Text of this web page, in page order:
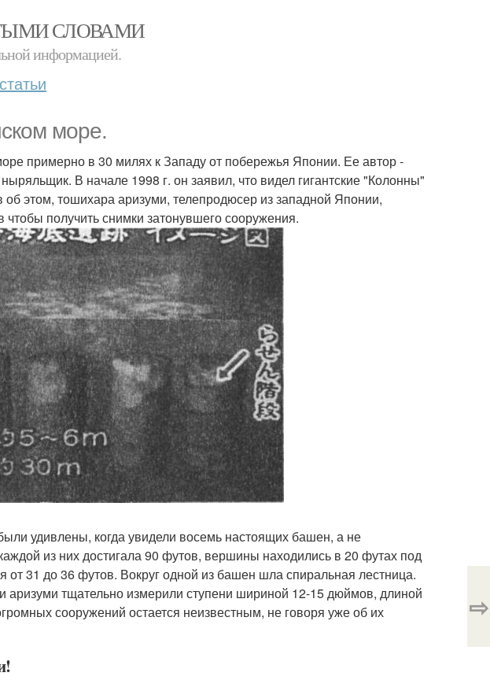
СЛОВАМИ
информацией.
статьи
море.
примерно в 30 милях к Западу от побережья Японии. Ее автор -
В начале 1998 г. он заявил, что видел гигантские "Колонны"
об этом, тошихара аризуми, телепродюсер из западной Японии,
получить снимки затонувшего сооружения.
удивлены, когда увидели восемь настоящих башен, а не
из них достигала 90 футов, вершины находились в 20 футах под
от 31 до 36 футов. Вокруг одной из башен шла спиральная лестница.
аризуми тщательно измерили ступени шириной 12-15 дюймов, длиной
сооружений остается неизвестным, не говоря уже об их
⇨